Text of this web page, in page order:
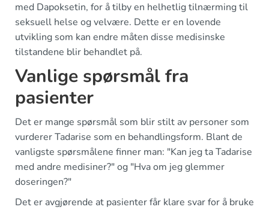
med Dapoksetin, for å tilby en helhetlig tilnærming til
seksuell helse og velvære. Dette er en lovende
utvikling som kan endre måten disse medisinske
tilstandene blir behandlet på.
Vanlige spørsmål fra
pasienter
Det er mange spørsmål som blir stilt av personer som
vurderer Tadarise som en behandlingsform. Blant de
vanligste spørsmålene finner man: "Kan jeg ta Tadarise
med andre medisiner?" og "Hva om jeg glemmer
doseringen?"
Det er avgjørende at pasienter får klare svar for å bruke